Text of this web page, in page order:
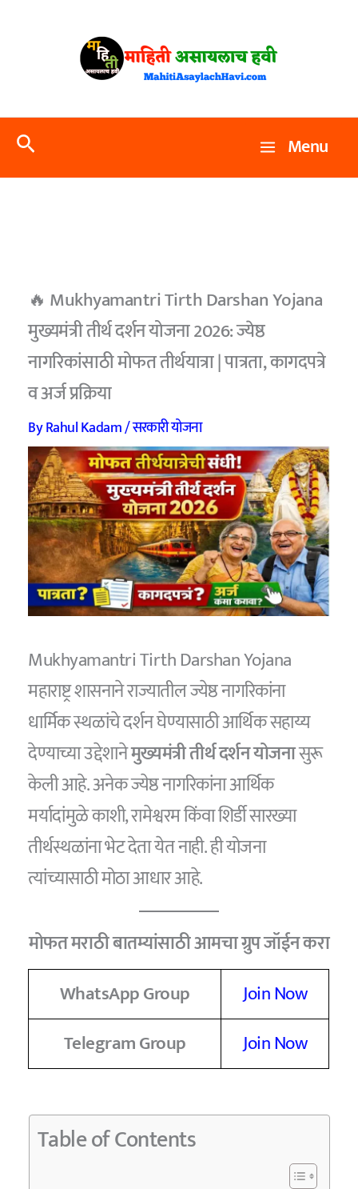
Search Menu
🔥 Mukhyamantri Tirth Darshan Yojana
मुख्यमंत्री तीर्थ दर्शन योजना 2026: ज्येष्ठ
नागरिकांसाठी मोफत तीर्थयात्रा | पात्रता, कागदपत्रे
व अर्ज प्रक्रिया
ByRahul Kadam/सरकारी योजना
Mukhyamantri Tirth Darshan Yojana
महाराष्ट्र शासनाने राज्यातील ज्येष्ठ नागरिकांना
धार्मिक स्थळांचे दर्शन घेण्यासाठी आर्थिक सहाय्य
देण्याच्या उद्देशानेमुख्यमंत्री तीर्थ दर्शन योजनासुरू
केली आहे. अनेक ज्येष्ठ नागरिकांना आर्थिक
मर्यादांमुळे काशी, रामेश्वरम किंवा शिर्डी सारख्या
तीर्थस्थळांना भेट देता येत नाही. ही योजना
त्यांच्यासाठी मोठा आधार आहे.
मोफत मराठी बातम्यांसाठी आमचा ग्रुप जॉईन करा
WhatsApp Group
Join Now
Telegram Group
Join Now
Table of Contents